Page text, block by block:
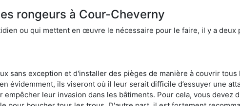
rongeurs à Cour-Cheverny
ou qui mettent en œuvre le nécessaire pour le faire, il y a
sans exception et d'installer des pièges de manière à couvrir
évidemment, ils viseront où il leur serait difficile d’essuyer une
leur invasion dans les bâtiments. Pour cela, vous devez